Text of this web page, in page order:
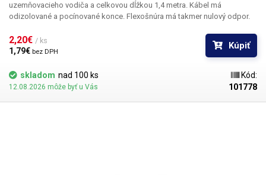
uzemňovacieho vodiča a celkovou dĺžkou 1,4 metra. Kábel má
odizolované a pocínované konce. Flexošnúra má takmer nulový odpor.
2,20€ / ks
1,79€ bez DPH
Kúpiť
skladom nad 100 ks
12.08.2026 môže byť u Vás
Kód:
101778